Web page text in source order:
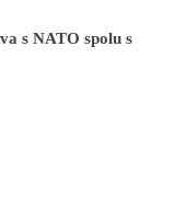
s NATO spolu s